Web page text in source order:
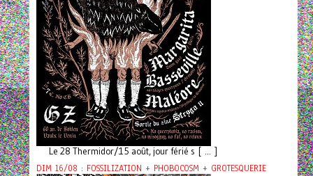
Le 28 Thermidor/15 août, jour férié s [ ... ]
DIM 16/08 : FOSSILIZATION + PHOBOCOSM + GROTESQUERIE